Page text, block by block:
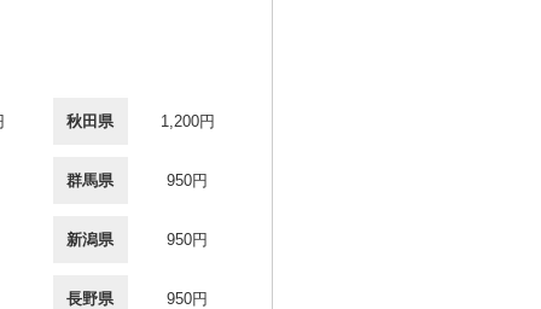
秋田県 1,200円
群馬県 950円
新潟県 950円
長野県 950円